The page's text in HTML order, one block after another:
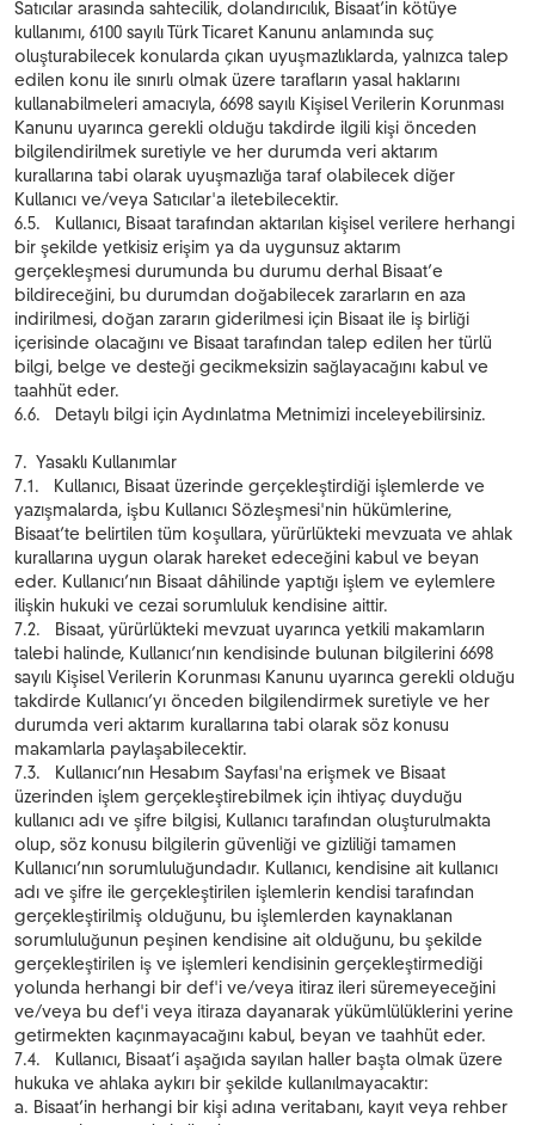
Satıcılar arasında sahtecilik, dolandırıcılık, Bisaat’in kötüye
kullanımı, 6100 sayılı Türk Ticaret Kanunu anlamında suç
oluşturabilecek konularda çıkan uyuşmazlıklarda, yalnızca talep
edilen konu ile sınırlı olmak üzere tarafların yasal haklarını
kullanabilmeleri amacıyla, 6698 sayılı Kişisel Verilerin Korunması
Kanunu uyarınca gerekli olduğu takdirde ilgili kişi önceden
bilgilendirilmek suretiyle ve her durumda veri aktarım
kurallarına tabi olarak uyuşmazlığa taraf olabilecek diğer
Kullanıcı ve/veya Satıcılar'a iletebilecektir.
6.5. Kullanıcı, Bisaat tarafından aktarılan kişisel verilere herhangi
bir şekilde yetkisiz erişim ya da uygunsuz aktarım
gerçekleşmesi durumunda bu durumu derhal Bisaat’e
bildireceğini, bu durumdan doğabilecek zararların en aza
indirilmesi, doğan zararın giderilmesi için Bisaat ile iş birliği
içerisinde olacağını ve Bisaat tarafından talep edilen her türlü
bilgi, belge ve desteği gecikmeksizin sağlayacağını kabul ve
taahhüt eder.
6.6. Detaylı bilgi için Aydınlatma Metnimizi inceleyebilirsiniz.
7. Yasaklı Kullanımlar
7.1. Kullanıcı, Bisaat üzerinde gerçekleştirdiği işlemlerde ve
yazışmalarda, işbu Kullanıcı Sözleşmesi'nin hükümlerine,
Bisaat’te belirtilen tüm koşullara, yürürlükteki mevzuata ve ahlak
kurallarına uygun olarak hareket edeceğini kabul ve beyan
eder. Kullanıcı’nın Bisaat dâhilinde yaptığı işlem ve eylemlere
ilişkin hukuki ve cezai sorumluluk kendisine aittir.
7.2. Bisaat, yürürlükteki mevzuat uyarınca yetkili makamların
talebi halinde, Kullanıcı’nın kendisinde bulunan bilgilerini 6698
sayılı Kişisel Verilerin Korunması Kanunu uyarınca gerekli olduğu
takdirde Kullanıcı’yı önceden bilgilendirmek suretiyle ve her
durumda veri aktarım kurallarına tabi olarak söz konusu
makamlarla paylaşabilecektir.
7.3. Kullanıcı’nın Hesabım Sayfası'na erişmek ve Bisaat
üzerinden işlem gerçekleştirebilmek için ihtiyaç duyduğu
kullanıcı adı ve şifre bilgisi, Kullanıcı tarafından oluşturulmakta
olup, söz konusu bilgilerin güvenliği ve gizliliği tamamen
Kullanıcı’nın sorumluluğundadır. Kullanıcı, kendisine ait kullanıcı
adı ve şifre ile gerçekleştirilen işlemlerin kendisi tarafından
gerçekleştirilmiş olduğunu, bu işlemlerden kaynaklanan
sorumluluğunun peşinen kendisine ait olduğunu, bu şekilde
gerçekleştirilen iş ve işlemleri kendisinin gerçekleştirmediği
yolunda herhangi bir def'i ve/veya itiraz ileri süremeyeceğini
ve/veya bu def'i veya itiraza dayanarak yükümlülüklerini yerine
getirmekten kaçınmayacağını kabul, beyan ve taahhüt eder.
7.4. Kullanıcı, Bisaat’i aşağıda sayılan haller başta olmak üzere
hukuka ve ahlaka aykırı bir şekilde kullanılmayacaktır:
a. Bisaat’in herhangi bir kişi adına veritabanı, kayıt veya rehber